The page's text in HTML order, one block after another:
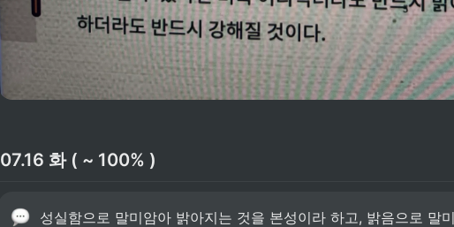
07.16 화 ( ~ 100% )
성실함으로 말미암아 밝아지는 것을 본성이라 하고, 밝음으로 말